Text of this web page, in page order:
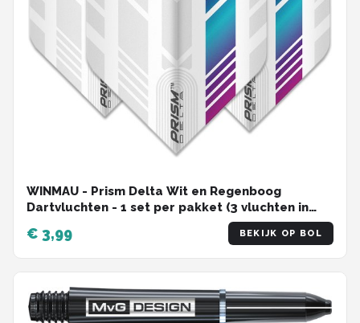
WINMAU - Prism Delta Wit en Regenboog
Dartvluchten - 1 set per pakket (3 vluchten in
€ 3,99 BEKIJK OP BOL